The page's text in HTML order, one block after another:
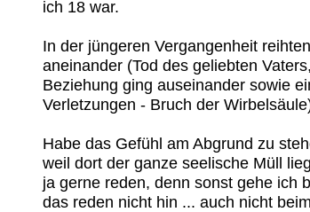
ich 18 war.
In der jüngeren Vergangenheit
aneinander (Tod des geliebten
Beziehung ging auseinander sowie
Verletzungen - Bruch der
Habe das Gefühl am Abgrund zu
weil dort der ganze seelische Müll
ja gerne reden, denn sonst gehe ich
das reden nicht hin ... auch nicht